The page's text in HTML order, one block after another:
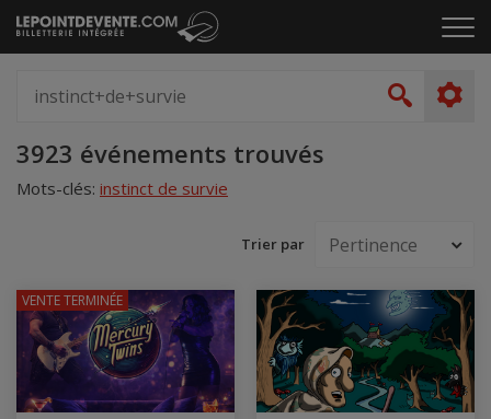
Passer
au
le
artiste,
Accueil
3923 événements trouvés
Mots-clés: instinct de survie
Trier par
VENTE TERMINÉE